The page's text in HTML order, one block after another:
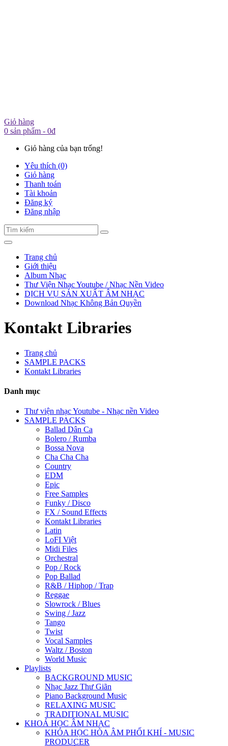
Giỏ hàng
0 sản phẩm - 0đ
Giỏ hàng của bạn trống!
Yêu thích (0)
Giỏ hàng
Thanh toán
Tài khoản
Đăng ký
Đăng nhập
Trang chủ
Giới thiệu
Album Nhạc
Thư Viện Nhạc Youtube / Nhạc Nền Video
DỊCH VỤ SẢN XUẤT ÂM NHẠC
Download Nhạc Không Bản Quyền
Kontakt Libraries
Trang chủ
SAMPLE PACKS
Kontakt Libraries
Danh mục
Thư viện nhạc Youtube - Nhạc nền Video
SAMPLE PACKS
Ballad Dân Ca
Bolero / Rumba
Bossa Nova
Cha Cha Cha
Country
EDM
Epic
Free Samples
Funky / Disco
FX / Sound Effects
Kontakt Libraries
Latin
LoFI Việt
Midi Files
Orchestral
Pop / Rock
Pop Ballad
R&B / Hiphop / Trap
Reggae
Slowrock / Blues
Swing / Jazz
Tango
Twist
Vocal Samples
Waltz / Boston
World Music
Playlists
BACKGROUND MUSIC
Nhạc Jazz Thư Giãn
Piano Background Music
RELAXING MUSIC
TRADITIONAL MUSIC
KHOÁ HỌC ÂM NHẠC
KHÓA HỌC HÒA ÂM PHỐI KHÍ - MUSIC
PRODUCER